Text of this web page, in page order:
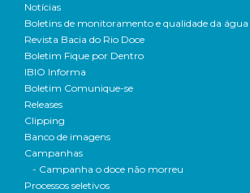
Notícias
Boletins de monitoramento e qualidade da água
Revista Bacia do Rio Doce
Boletim Fique por Dentro
IBIO Informa
Boletim Comunique-se
Releases
Clipping
Banco de imagens
Campanhas
- Campanha o doce não morreu
Processos seletivos